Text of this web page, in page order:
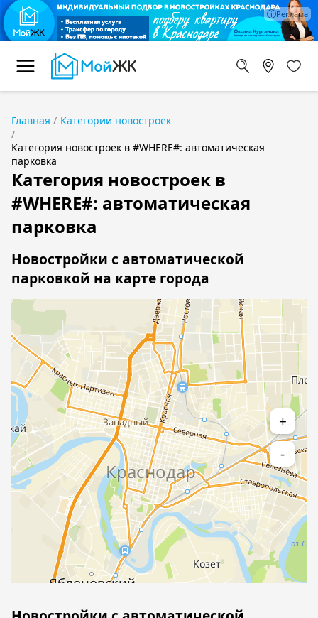
Главная
Категории новостроек
Категория новостроек в #WHERE#: автоматическая
парковка
Категория новостроек в
#WHERE#: автоматическая
парковка
Новостройки с автоматической
парковкой на карте города
+
-